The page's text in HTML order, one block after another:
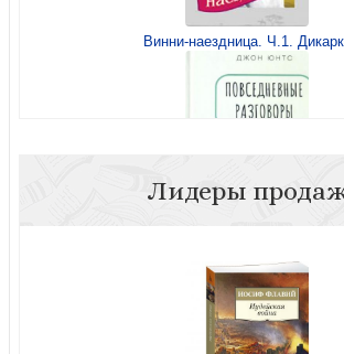
Винни-наездница. Ч.1.
говорить с детьми о Боге
Лидеры